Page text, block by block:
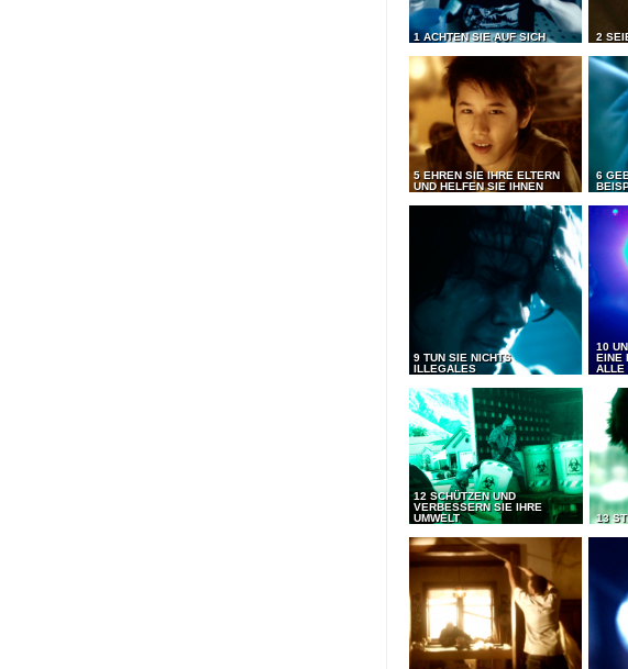
1 ACHTEN SIE AUF SICH 2
5 EHREN SIE IHRE ELTERN
UND HELFEN SIE IHNEN
6
9 TUN SIE NICHTS
ILLEGALES
10
EINE
ALLE
12 SCHÜTZEN UND
VERBESSERN SIE IHRE
UMWELT
13